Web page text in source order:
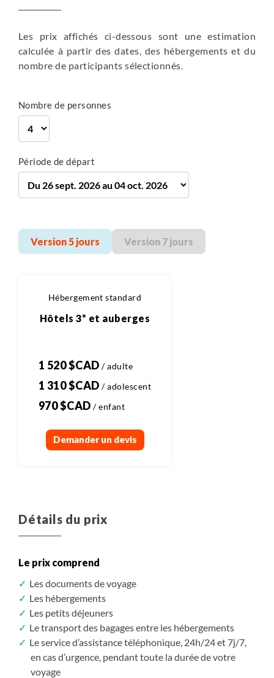
305 m
264 m
Les prix affichés ci-dessous sont une estimation
calculée à partir des dates, des hébergements et du
nombre de participants sélectionnés.
Nombre de personnes
Période de départ
Version 5 jours Version 7 jours
Hébergement standard
Hôtels 3* et auberges
1 520 $CAD
1 310 $CAD
970 $CAD
Demander un devis
Détails du prix
Le prix comprend
Les documents de voyage
Les hébergements
Les petits déjeuners
Le transport des bagages entre les hébergements
Le service d’assistance téléphonique, 24h/24 et 7j/7,
en cas d’urgence, pendant toute la durée de votre
voyage